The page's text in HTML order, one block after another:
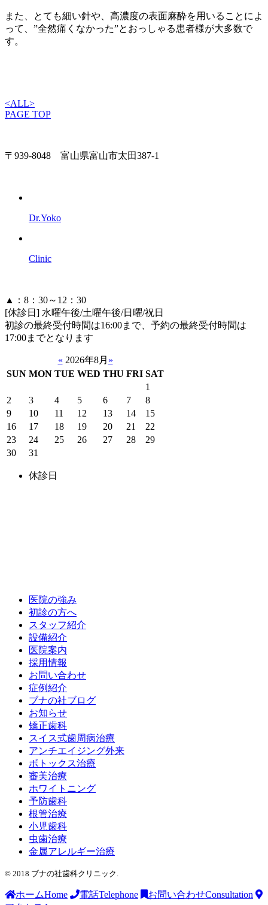
また、とても細い針や、高濃度の表面麻酔を用いることによ
って、”全然痛くなかった”とおっしゃる患者様が大多数で
す。
<ALL>
PAGE TOP
〒939-8048 富山県富山市太田387-1
Dr.Yoko
Clinic
▲：8：30～12：30
[休診日] 水曜午後/土曜午後/日曜/祝日
初診の最終受付時間は16:00まで、予約の最終受付時間は
17:00までとなります
« 2026年8月 »
SUN MON TUE WED THU FRI SAT
1
2
3 4 5 6 7
8
9
10 11 12 13 14
15
16
17 18 19 20 21
22
23
24 25 26 27 28
29
30
31
休診日
医院の強み
初診の方へ
スタッフ紹介
設備紹介
医院案内
採用情報
お問い合わせ
症例紹介
ブナの社ブログ
お知らせ
矯正歯科
スイス式歯周病治療
アンチエイジング外来
ボトックス治療
審美治療
ホワイトニング
予防歯科
根管治療
小児歯科
虫歯治療
金属アレルギー治療
© 2018 ブナの社歯科クリニック.
ホームHome 電話Telephone お問い合わせConsultation